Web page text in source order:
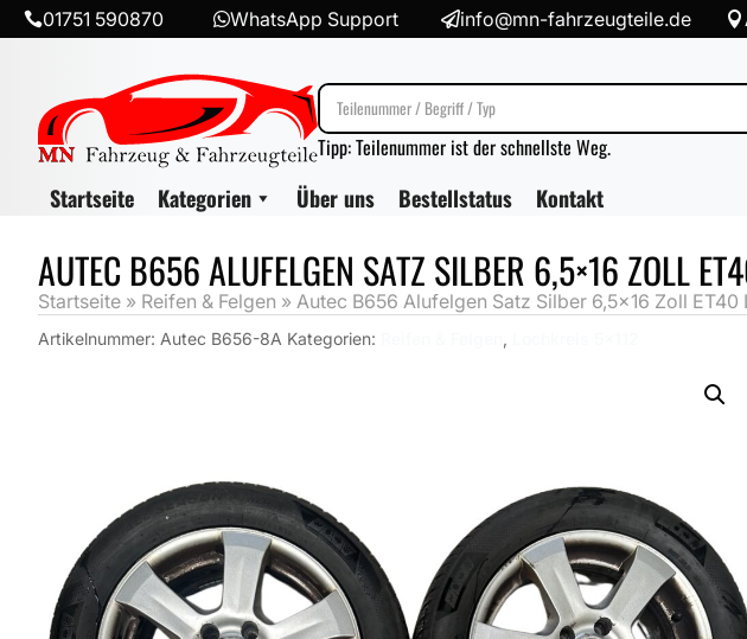
01751 590870 WhatsApp Support info@mn-fahrzeugteile.de 
Tipp: Teilenummer ist der schnellste Weg.
Startseite Kategorien Über uns Bestellstatus Kontakt
AUTEC B656 ALUFELGEN SATZ SILBER 6,5×16 ZOLL
Startseite » Reifen & Felgen » Autec B656 Alufelgen Satz Silber 6,5×16 Zoll ET40
Artikelnummer: Autec B656-8A Kategorien: ,